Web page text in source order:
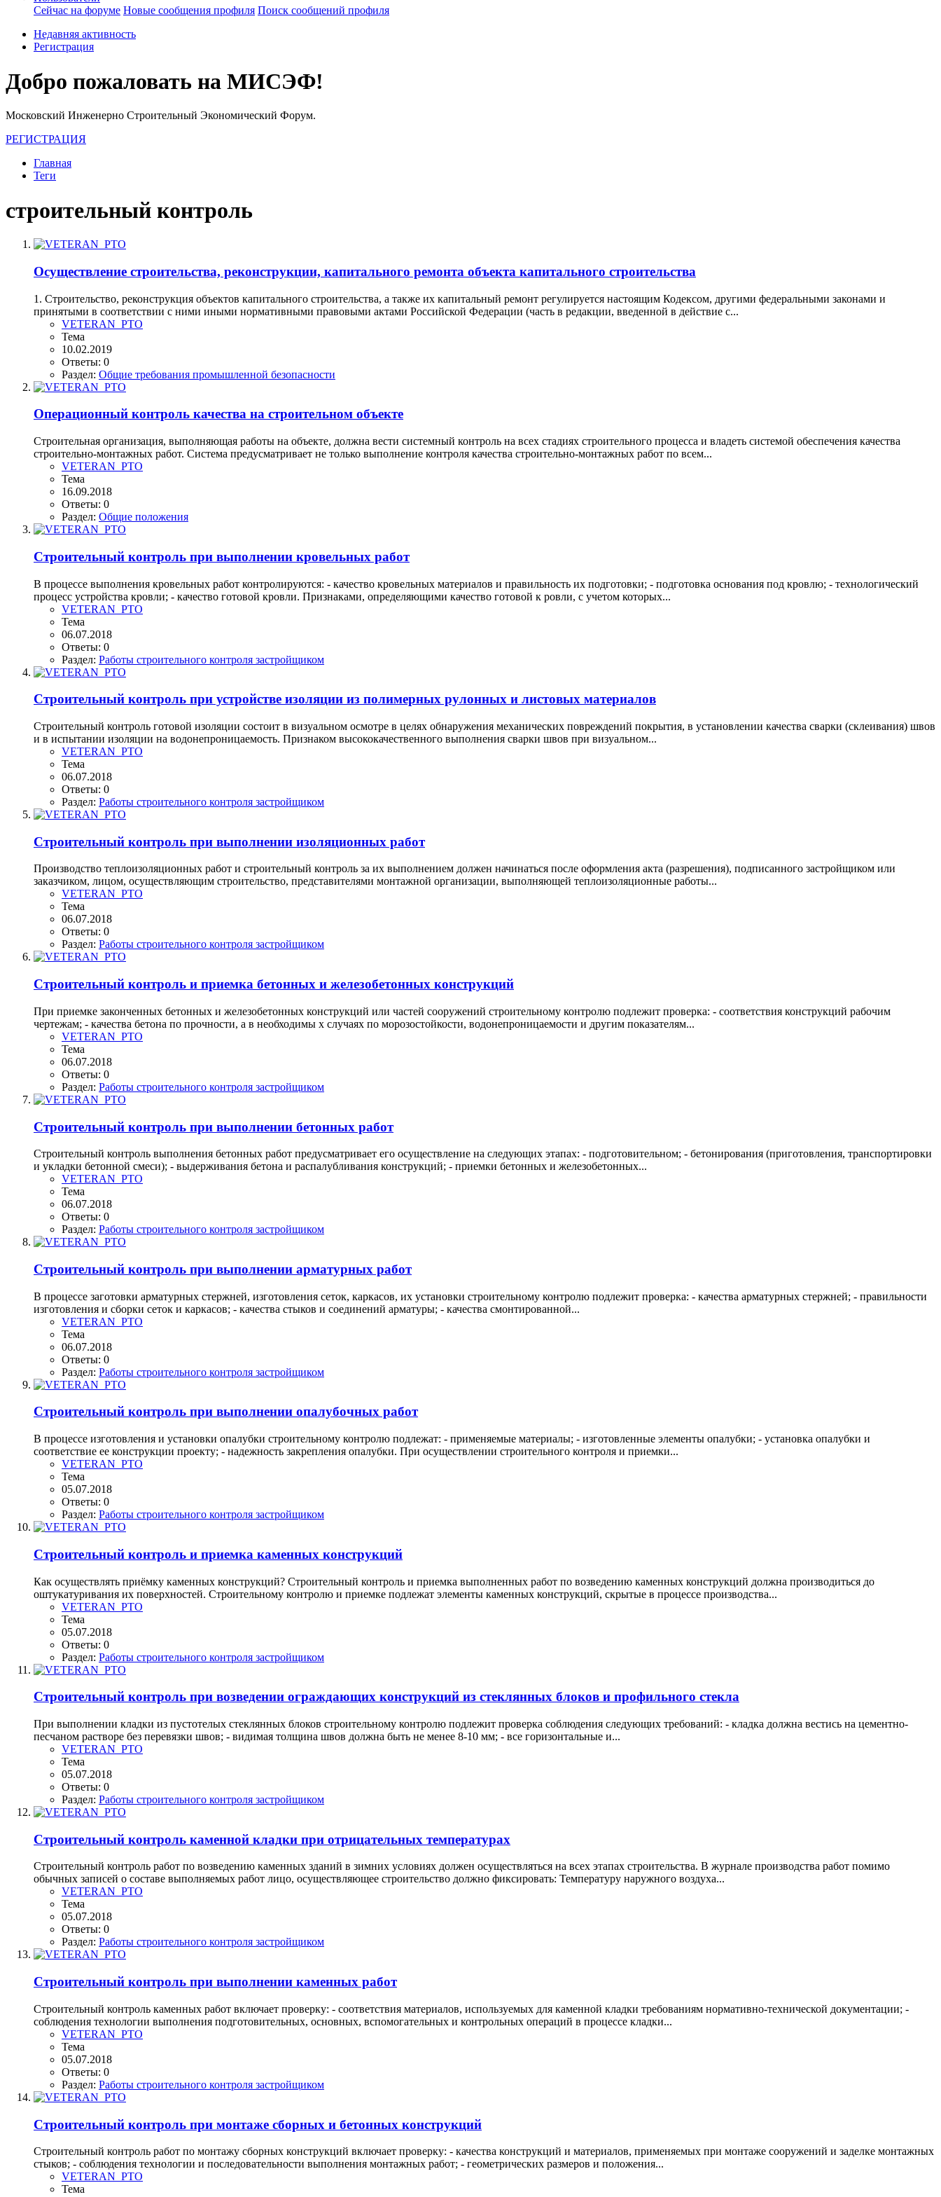
Сейчас на форуме Новые сообщения профиля Поиск сообщений профиля
Недавняя активность
Регистрация
Добро пожаловать на МИСЭФ!
Московский Инженерно Строительный Экономический Форум.
РЕГИСТРАЦИЯ
Главная
Теги
строительный контроль
Осуществление строительства, реконструкции, капитального ремонта объекта капитального строительства
1. Строительство, реконструкция объектов капитального строительства, а также их капитальный ремонт регулируется настоящим Кодексом, другими федеральными законами и
принятыми в соответствии с ними иными нормативными правовыми актами Российской Федерации (часть в редакции, введенной в действие с...
VETERAN_PTO
Тема
10.02.2019
Ответы: 0
Раздел: Общие требования промышленной безопасности
Операционный контроль качества на строительном объекте
Строительная организация, выполняющая работы на объекте, должна вести системный контроль на всех стадиях строительного процесса и владеть системой обеспечения качества
строительно-монтажных работ. Система предусматривает не только выполнение контроля качества строительно-монтажных работ по всем...
VETERAN_PTO
Тема
16.09.2018
Ответы: 0
Раздел: Общие положения
Строительный контроль при выполнении кровельных работ
В процессе выполнения кровельных работ контролируются: - качество кровельных материалов и правильность их подготовки; - подготовка основания под кровлю; - технологический
процесс устройства кровли; - качество готовой кровли. Признаками, определяющими качество готовой к ровли, с учетом которых...
VETERAN_PTO
Тема
06.07.2018
Ответы: 0
Раздел: Работы строительного контроля застройщиком
Строительный контроль при устройстве изоляции из полимерных рулонных и листовых материалов
Строительный контроль готовой изоляции состоит в визуальном осмотре в целях обнаружения механических повреждений покрытия, в установлении качества сварки (склеивания) швов
и в испытании изоляции на водонепроницаемость. Признаком высококачественного выполнения сварки швов при визуальном...
VETERAN_PTO
Тема
06.07.2018
Ответы: 0
Раздел: Работы строительного контроля застройщиком
Строительный контроль при выполнении изоляционных работ
Производство теплоизоляционных работ и строительный контроль за их выполнением должен начинаться после оформления акта (разрешения), подписанного застройщиком или
заказчиком, лицом, осуществляющим строительство, представителями монтажной организации, выполняющей теплоизоляционные работы...
VETERAN_PTO
Тема
06.07.2018
Ответы: 0
Раздел: Работы строительного контроля застройщиком
Строительный контроль и приемка бетонных и железобетонных конструкций
При приемке законченных бетонных и железобетонных конструкций или частей сооружений строительному контролю подлежит проверка: - соответствия конструкций рабочим
чертежам; - качества бетона по прочности, а в необходимы х случаях по морозостойкости, водонепроницаемости и другим показателям...
VETERAN_PTO
Тема
06.07.2018
Ответы: 0
Раздел: Работы строительного контроля застройщиком
Строительный контроль при выполнении бетонных работ
Строительный контроль выполнения бетонных работ предусматривает его осуществление на следующих этапах: - подготовительном; - бетонирования (приготовления, транспортировки
и укладки бетонной смеси); - выдерживания бетона и распалубливания конструкций; - приемки бетонных и железобетонных...
VETERAN_PTO
Тема
06.07.2018
Ответы: 0
Раздел: Работы строительного контроля застройщиком
Строительный контроль при выполнении арматурных работ
В процессе заготовки арматурных стержней, изготовления сеток, каркасов, их установки строительному контролю подлежит проверка: - качества арматурных стержней; - правильности
изготовления и сборки сеток и каркасов; - качества стыков и соединений арматуры; - качества смонтированной...
VETERAN_PTO
Тема
06.07.2018
Ответы: 0
Раздел: Работы строительного контроля застройщиком
Строительный контроль при выполнении опалубочных работ
В процессе изготовления и установки опалубки строительному контролю подлежат: - применяемые материалы; - изготовленные элементы опалубки; - установка опалубки и
соответствие ее конструкции проекту; - надежность закрепления опалубки. При осуществлении строительного контроля и приемки...
VETERAN_PTO
Тема
05.07.2018
Ответы: 0
Раздел: Работы строительного контроля застройщиком
Строительный контроль и приемка каменных конструкций
Как осуществлять приёмку каменных конструкций? Строительный контроль и приемка выполненных работ по возведению каменных конструкций должна производиться до
оштукатуривания их поверхностей. Строительному контролю и приемке подлежат элементы каменных конструкций, скрытые в процессе производства...
VETERAN_PTO
Тема
05.07.2018
Ответы: 0
Раздел: Работы строительного контроля застройщиком
Строительный контроль при возведении ограждающих конструкций из стеклянных блоков и профильного стекла
При выполнении кладки из пустотелых стеклянных блоков строительному контролю подлежит проверка соблюдения следующих требований: - кладка должна вестись на цементно-
песчаном растворе без перевязки швов; - видимая толщина швов должна быть не менее 8-10 мм; - все горизонтальные и...
VETERAN_PTO
Тема
05.07.2018
Ответы: 0
Раздел: Работы строительного контроля застройщиком
Строительный контроль каменной кладки при отрицательных температурах
Строительный контроль работ по возведению каменных зданий в зимних условиях должен осуществляться на всех этапах строительства. В журнале производства работ помимо
обычных записей о составе выполняемых работ лицо, осуществляющее строительство должно фиксировать: Температуру наружного воздуха...
VETERAN_PTO
Тема
05.07.2018
Ответы: 0
Раздел: Работы строительного контроля застройщиком
Строительный контроль при выполнении каменных работ
Строительный контроль каменных работ включает проверку: - соответствия материалов, используемых для каменной кладки требованиям нормативно-технической документации; -
соблюдения технологии выполнения подготовительных, основных, вспомогательных и контрольных операций в процессе кладки...
VETERAN_PTO
Тема
05.07.2018
Ответы: 0
Раздел: Работы строительного контроля застройщиком
Строительный контроль при монтаже сборных и бетонных конструкций
Строительный контроль работ по монтажу сборных конструкций включает проверку: - качества конструкций и материалов, применяемых при монтаже сооружений и заделке монтажных
стыков; - соблюдения технологии и последовательности выполнения монтажных работ; - геометрических размеров и положения...
VETERAN_PTO
Тема